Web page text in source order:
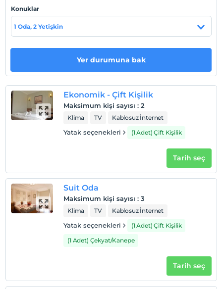
Otel koşulları
Check/in
En erken saat 14:00 ve sonrası
Check/out
En geç saat 12:00 ve öncesi
Evcil Hayvan
Evcil hayvan kabul edilmemektedir.
Tesisimizde 13 yaş altı çocuklar konaklayamaz
Konuklar
1 Oda, 2 Yetişkin
Yer durumuna bak
Ekonomik - Çift Kişilik
Maksimum kişi sayısı : 2
Klima TV Kablosuz İnternet
Yatak seçenekleri (1 Adet) Çift Kişilik
Tarih seç
Suit Oda
Maksimum kişi sayısı : 3
Klima TV Kablosuz İnternet
Yatak seçenekleri
(1 Adet) Çift Kişilik
(1 Adet) Çekyat/Kanepe
Tarih seç